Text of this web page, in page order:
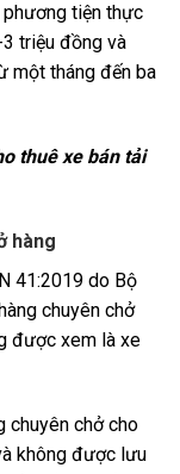
tiện thực
triệu đồng và
một tháng đến ba
thuê xe bán tải
hàng
41:2019 do Bộ
chuyên chở
được xem là xe
chuyên chở cho
không được lưu